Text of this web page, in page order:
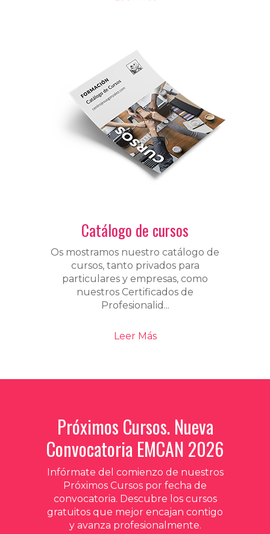
Catálogo de cursos
Os mostramos nuestro catálogo de
cursos, tanto privados para
particulares y empresas, como
nuestros Certificados de
Profesionalid...
Leer Más
Próximos Cursos. Nueva
Convocatoria EMCAN 2026
Infórmate del comienzo de nuestros
Próximos Cursos por fecha de
convocatoria. Descubre los cursos
gratuitos que mejor encajan contigo
y avanza profesionalmente.